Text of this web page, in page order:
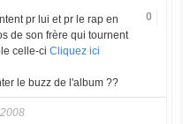
0
pr lui et pr le rap en
de son frère qui tournent
celle-ci Cliquez ici
le buzz de l'album ??